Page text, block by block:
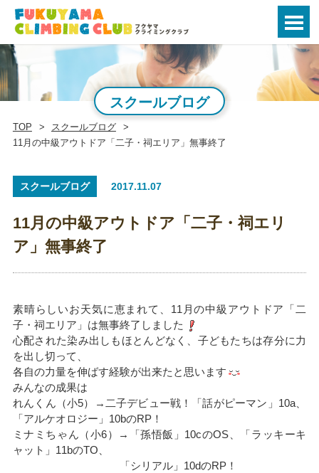
スクールブログ
TOP
スクールブログ
11月の中級アウトドア「二子・祠エリア」無事終了
スクールブログ 2017.11.07
11月の中級アウトドア「二子・祠エリ
ア」無事終了
素晴らしいお天気に恵まれて、11月の中級アウトドア「二
子・祠エリア」は無事終了しました
心配された染み出しもほとんどなく、子どもたちは存分に力
を出し切って、
各自の力量を伸ばす経験が出来たと思います
みんなの成果は
れんくん（小5）→二子デビュー戦！「話がピーマン」10a、
「アルケオロジー」10bのRP！
ミナミちゃん（小6）→「孫悟飯」10cのOS、「ラッキーキ
ャット」11bのTO、
「シリアル」10dのRP！